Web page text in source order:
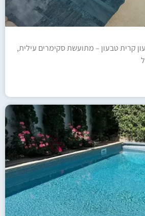
קרית טבעון – מתועשת סקימרים עילית,